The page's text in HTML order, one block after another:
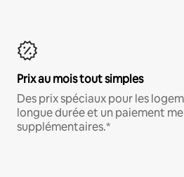
Prix au mois tout simples
Des prix spéciaux pour les
longue durée et un paiement
supplémentaires.*